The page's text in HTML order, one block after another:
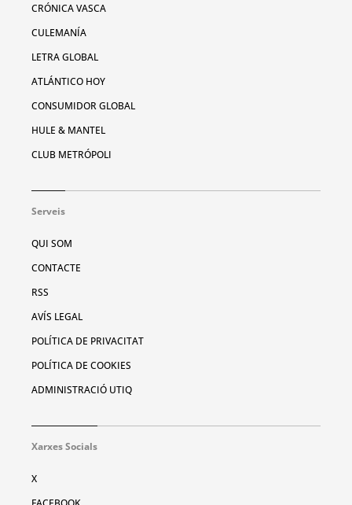
CRÓNICA VASCA
CULEMANÍA
LETRA GLOBAL
ATLÁNTICO HOY
CONSUMIDOR GLOBAL
HULE & MANTEL
CLUB METRÓPOLI
Serveis
QUI SOM
CONTACTE
RSS
AVÍS LEGAL
POLÍTICA DE PRIVACITAT
POLÍTICA DE COOKIES
ADMINISTRACIÓ UTIQ
Xarxes Socials
X